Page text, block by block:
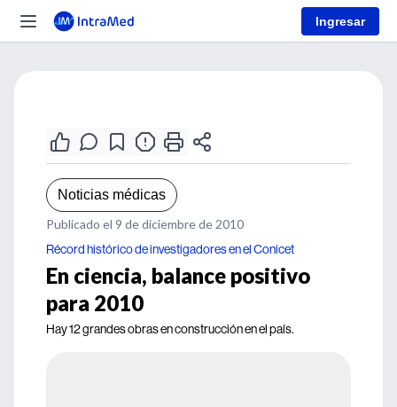
Ingresar
Noticias médicas
Publicado el 9 de diciembre de 2010
Récord histórico de investigadores en el Conicet
En ciencia, balance positivo
para 2010
Hay 12 grandes obras en construcción en el país.